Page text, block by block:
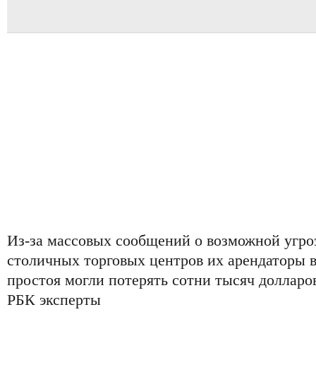
Из-за массовых сообщений о возможной
столичных торговых центров их арендаторы
простоя могли потерять сотни тысяч
РБК эксперты